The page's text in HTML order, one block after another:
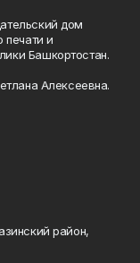
дом
печати и
Башкортостан.
Алексеевна.
район,